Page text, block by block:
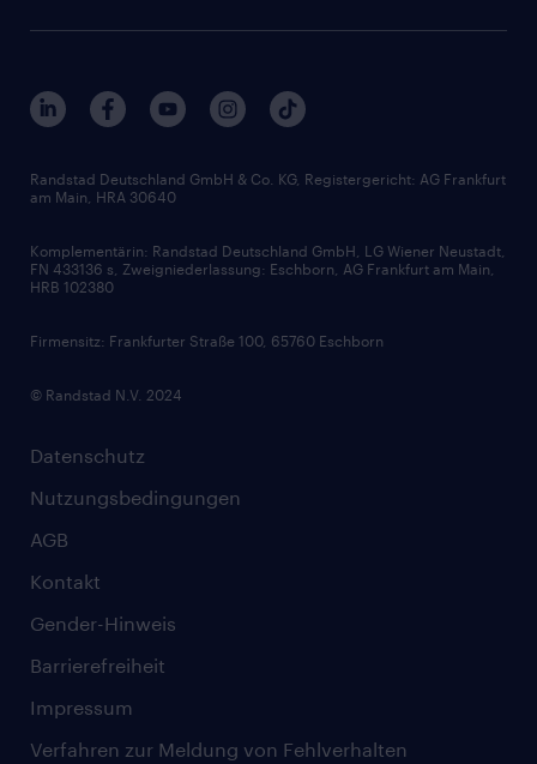
Branchen
Interne Karriere
FAQ - Bewerber / Kunden
Zertifikate und Auszeichnungen
Berufsprofile
Gehaltsthemen
Bewerbungsratgeber
Soft Skills
Skills
Datenschutz
Nutzungsbedingungen
AGB
Kontakt
Gender-Hinweis
Barrierefreiheit
Impressum
Verfahren zur Meldung von Fehlverhalten
Randstad Deutschland GmbH & Co. KG, Registergericht: AG Frankfurt
am Main, HRA 30640
Komplementärin: Randstad Deutschland GmbH, LG Wiener Neustadt,
FN 433136 s, Zweigniederlassung: Eschborn, AG Frankfurt am Main,
HRB 102380
Firmensitz: Frankfurter Straße 100, 65760 Eschborn
© Randstad N.V. 2024